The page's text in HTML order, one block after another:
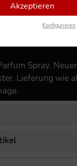
Spray. Neuer
Lieferung wie
Akzeptieren
Konfigurieren